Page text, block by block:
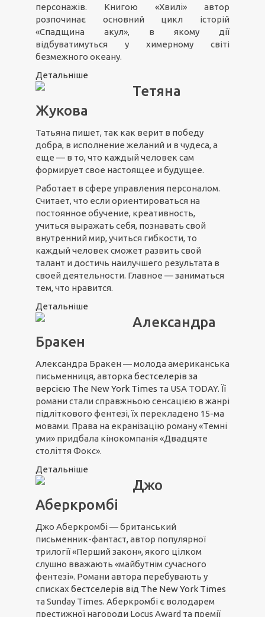
персонажів. Книгою «Хвилі» автор
розпочинає основний цикл історій
«Спадщина акул», в якому дії
відбуватимуться у химерному світі
безмежного океану.
Детальніше
Тетяна
Жукова
Татьяна пишет, так как верит в победу
добра, в исполнение желаний и в чудеса, а
еще — в то, что каждый человек сам
формирует свое настоящее и будущее.
Работает в сфере управления персоналом.
Считает, что если ориентироваться на
постоянное обучение, креативность,
учиться выражать себя, познавать свой
внутренний мир, учиться гибкости, то
каждый человек сможет развить свой
талант и достичь наилучшего результата в
своей деятельности. Главное — заниматься
тем, что нравится.
Детальніше
Александра
Бракен
Александра Бракен — молода американська
письменниця, авторка бестселерів за
версією The New York Times та USA TODAY. Її
романи стали справжньою сенсацією в жанрі
підліткового фентезі, їх перекладено 15-ма
мовами. Права на екранізацію роману «Темні
уми» придбала кінокомпанія «Двадцяте
століття Фокс».
Детальніше
Джо
Аберкромбі
Джо Аберкромбі — британський
письменник-фантаст, автор популярної
трилогії «Перший закон», якого цілком
слушно вважають «майбутнім сучасного
фентезі». Романи автора перебувають у
списках бестселерів від The New York Times
та Sunday Times. Аберкромбі є володарем
престижної нагороди Locus Award та премії